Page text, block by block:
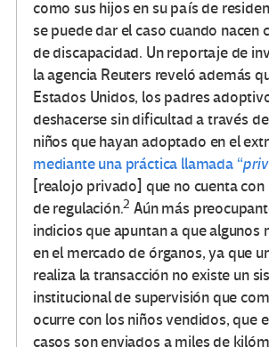
como sus hijos en su país de
se puede dar el caso cuando nacen
de discapacidad. Un reportaje de
la agencia Reuters reveló además
Estados Unidos, los padres
deshacerse sin dificultad a través
niños que hayan adoptado en el
mediante una práctica llamada “
[realojo privado] que no cuenta con
de regulación.2 Aún más
indicios que apuntan a que algunos
en el mercado de órganos, ya que
realiza la transacción no existe un
institucional de supervisión que
ocurre con los niños vendidos, que
casos son enviados a miles de